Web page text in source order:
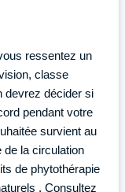
ressentez un
classe
devrez décider si
pendant votre
survient au
de la circulation
de phytothérapie
. Consultez